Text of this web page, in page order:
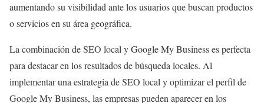
aumentando su visibilidad ante los usuarios que buscan productos
o servicios en su área geográfica.
La combinación de SEO local y Google My Business es perfecta
para destacar en los resultados de búsqueda locales. Al
implementar una estrategia de SEO local y optimizar el perfil de
Google My Business, las empresas pueden aparecer en los